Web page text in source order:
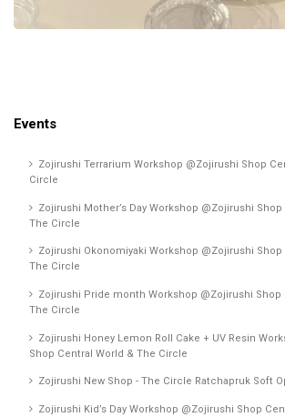
Events
Zojirushi Terrarium Workshop @Zojirushi Shop
Circle
Zojirushi Mother’s Day Workshop @Zojirushi
The Circle
Zojirushi Okonomiyaki Workshop @Zojirushi Shop
The Circle
Zojirushi Pride month Workshop @Zojirushi Shop
The Circle
Zojirushi Honey Lemon Roll Cake + UV Resin
Shop Central World & The Circle
Zojirushi New Shop - The Circle Ratchapruk Soft
Zojirushi Kid’s Day Workshop @Zojirushi Shop